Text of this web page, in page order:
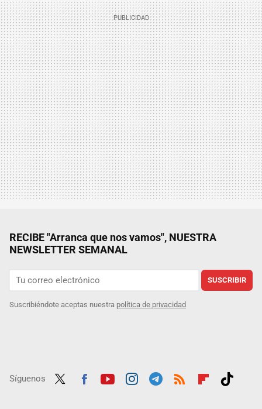
RECIBE "Arranca que nos vamos", NUESTRA
NEWSLETTER SEMANAL
SUSCRIBIR
Suscribiéndote aceptas nuestra política de privacidad
Síguenos